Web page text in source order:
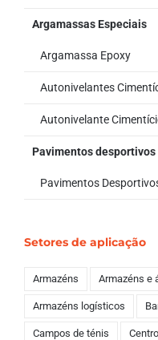
Argamassas Especiais
Argamassa Epoxy
Autonivelantes
Autonivelante
Pavimentos desportivos
Pavimentos
Setores de aplicação
Armazéns Armazéns e
Armazéns logísticos
Campos de ténis